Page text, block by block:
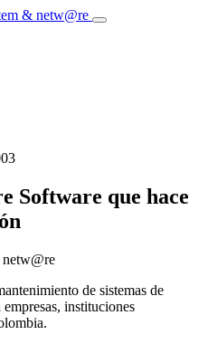
Software que hace
de sistemas de
instituciones